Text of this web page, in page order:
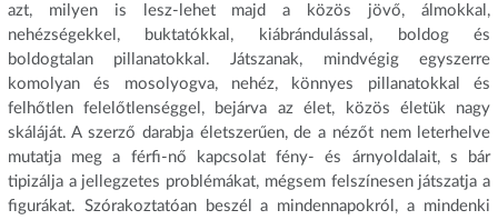
azt, milyen is lesz-lehet majd a közös jövő, álmokkal,
nehézségekkel, buktatókkal, kiábrándulással, boldog és
boldogtalan pillanatokkal. Játszanak, mindvégig egyszerre
komolyan és mosolyogva, nehéz, könnyes pillanatokkal és
felhőtlen felelőtlenséggel, bejárva az élet, közös életük nagy
skáláját. A szerző darabja életszerűen, de a nézőt nem leterhelve
mutatja meg a férfi-nő kapcsolat fény- és árnyoldalait, s bár
tipizálja a jellegzetes problémákat, mégsem felszínesen játszatja a
figurákat. Szórakoztatóan beszél a mindennapokról, a mindenki